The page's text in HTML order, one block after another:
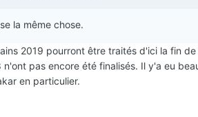
la même chose.
2019 pourront être traités d'ici la fin
pas encore été finalisés. Il y'a eu
en particulier.